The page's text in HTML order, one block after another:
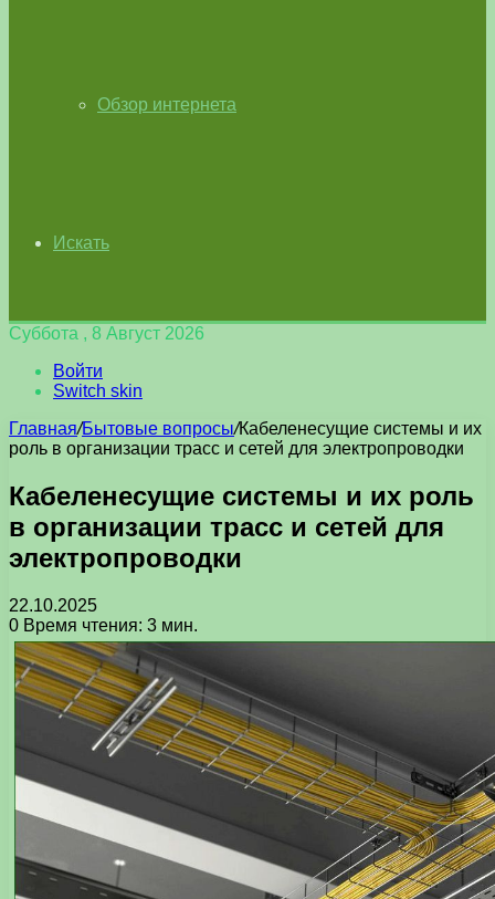
Обзор интернета
Искать
Суббота , 8 Август 2026
Войти
Switch skin
Главная/Бытовые вопросы/Кабеленесущие системы и их
роль в организации трасс и сетей для электропроводки
Кабеленесущие системы и их роль
в организации трасс и сетей для
электропроводки
22.10.2025
0 Время чтения: 3 мин.